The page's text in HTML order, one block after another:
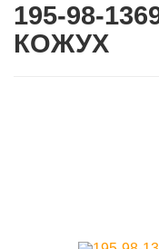
195-98-
КОЖУХ